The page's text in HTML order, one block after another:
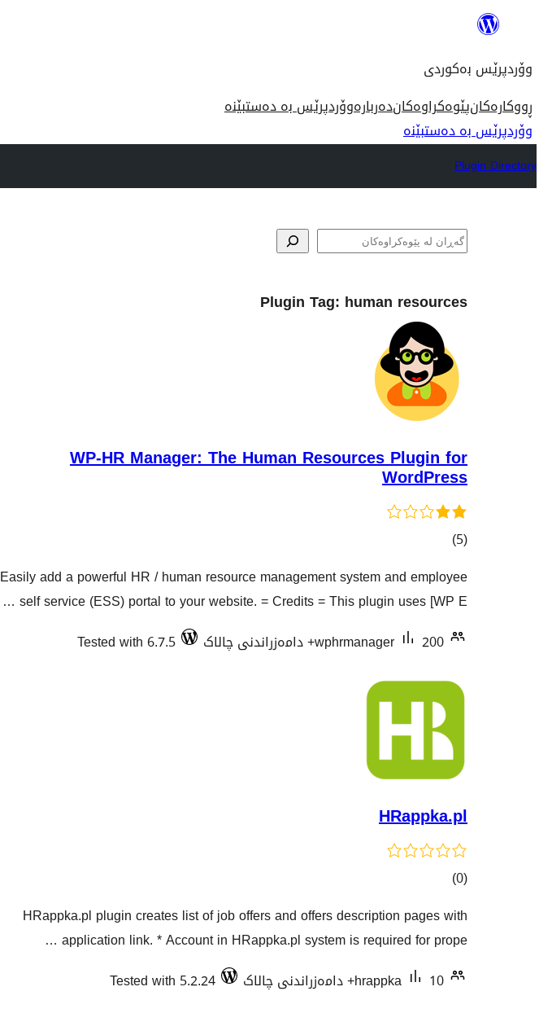
ناوەڕۆک
وۆردپرێس بەکوردی
ڕووکارەکانپێوەکراوەکاندەربارەوۆردپرێس بە دەستبێنە
وۆردپرێس بە دەستبێنە
Plugin Directory
گه‌ڕان
Plugin Tag: human resources
WP-HR Manager: The Human Resources Plugin for
WordPress
(5 کۆی
هەڵسەنگاندنەکان
)
Easily add a powerful HR / human resource management system and employee
self service (ESS) portal to your website. = Credits = This plugin uses [WP E …
wphrmanager
200+ دامەزراندنی چالاک Tested with 6.7.5
HRappka.pl
(0 کۆی
هەڵسەنگاندنەکان
)
HRappka.pl plugin creates list of job offers and offers description pages with
application link. * Account in HRappka.pl system is required for prope …
hrappka
10+ دامەزراندنی چالاک Tested with 5.2.24